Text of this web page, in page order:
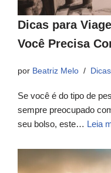
Dicas para
Você Precisa
por Beatriz Melo
Se você é do tipo de
sempre preocupado
seu bolso, este… Leia